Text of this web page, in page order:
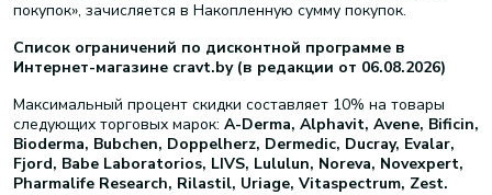
покупок», зачисляется в Накопленную сумму покупок.
Список ограничений по дисконтной программе в
Интернет-магазине cravt.by (в редакции от 06.08.2026)
Максимальный процент скидки составляет 10% на товары
следующих торговых марок: A-Derma, Alphavit, Avene, Bificin,
Bioderma, Bubchen, Doppelherz, Dermedic, Ducray, Evalar,
Fjord, Babe Laboratorios, LIVS, Lululun, Noreva, Novexpert,
Pharmalife Research, Rilastil, Uriage, Vitaspectrum, Zest.